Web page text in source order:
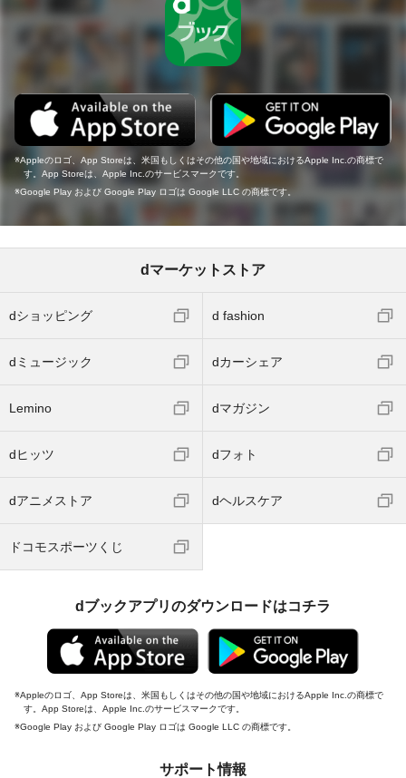
Appleのロゴ、App Storeは、米国もしくはその他の国や地域におけるApple Inc.の商標で
す。App Storeは、Apple Inc.のサービスマークです。
Google Play および Google Play ロゴは Google LLC の商標です。
dマーケットストア
dショッピング d fashion
dミュージック dカーシェア
Lemino dマガジン
dヒッツ dフォト
dアニメストア dヘルスケア
ドコモスポーツくじ
dブックアプリのダウンロードはコチラ
Appleのロゴ、App Storeは、米国もしくはその他の国や地域におけるApple Inc.の商標で
す。App Storeは、Apple Inc.のサービスマークです。
Google Play および Google Play ロゴは Google LLC の商標です。
サポート情報